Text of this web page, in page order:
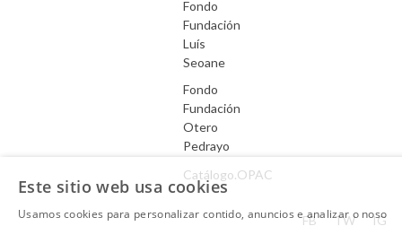
Fondo
Fundación
Luís
Seoane
Fondo
Fundación
Otero
Pedrayo
Catálogo.OPAC
Aviso Legal FB TW IG
Este sitio web usa cookies
Usamos cookies para personalizar contido, anuncios e analizar o noso